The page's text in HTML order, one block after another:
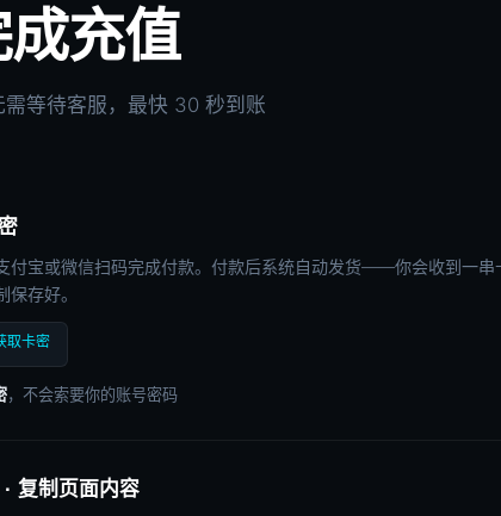
充值
等待客服，最快 30 秒到账
付宝或微信扫码完成付款。付款后系统自动发货——你会收到一串
存好。
取卡密
，不会索要你的账号密码
复制页面内容